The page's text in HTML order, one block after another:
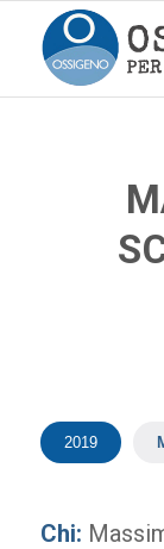
2019
Chi: